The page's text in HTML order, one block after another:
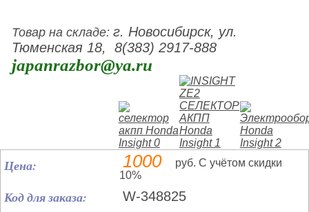
Товар на складе:г. Новосибирск, ул.
Тюменская 18, 8(383) 2917-888
japanrazbor@ya.ru
Цена: 1000
руб. С учётом скидки
10%
Код для заказа: W-348825